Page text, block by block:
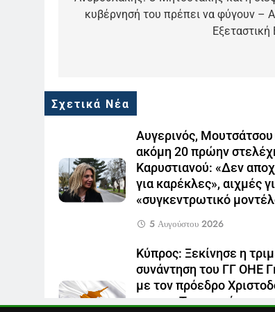
κυβέρνησή του πρέπει να φύγουν –
Εξεταστική
Σχετικά Νέα
Αυγερινός, Μουτσάτσου
ακόμη 20 πρώην
Καρυστιανού: «Δεν
για καρέκλες», αιχμές
«συγκεντρωτικό
5 Αυγούστου 2026
Κύπρος: Ξεκίνησε η
συνάντηση του ΓΓ ΟΗΕ
με τον πρόεδρο
και τον Τουρκοκύπριο
Ο Παναγιώτης Στάθης
6
LIFESTYLE-MEDIA
Τέλος από τον ΑΝΤ1 ο
Παναγιώτης Στάθης
LIFESTYLE-MEDIA
Καθημερινή και The New
Times μαζί σε μια νέα
συνδρομητική πρόταση
LIFESTYLE-MEDIA